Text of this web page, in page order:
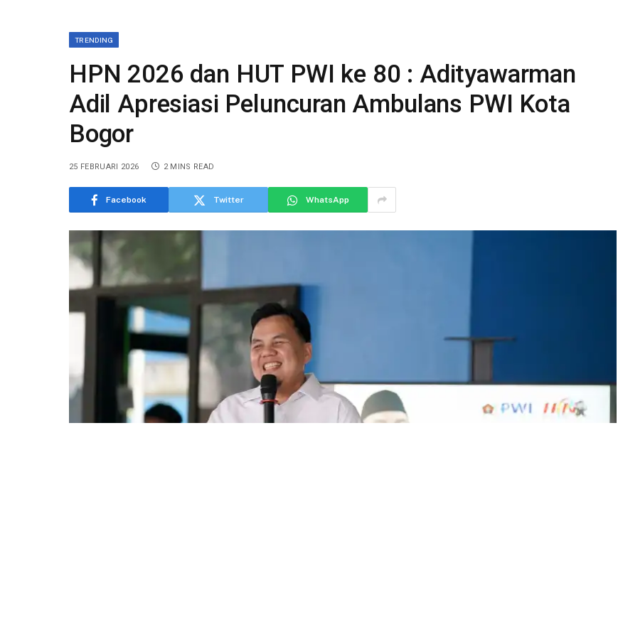
TRENDING
HPN 2026 dan HUT PWI ke 80 : Adityawarman
Adil Apresiasi Peluncuran Ambulans PWI Kota
Bogor
25 FEBRUARI 2026 2 MINS READ
Facebook Twitter WhatsApp